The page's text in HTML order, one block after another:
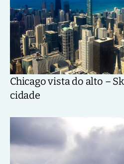
Chicago vista do alto –
cidade